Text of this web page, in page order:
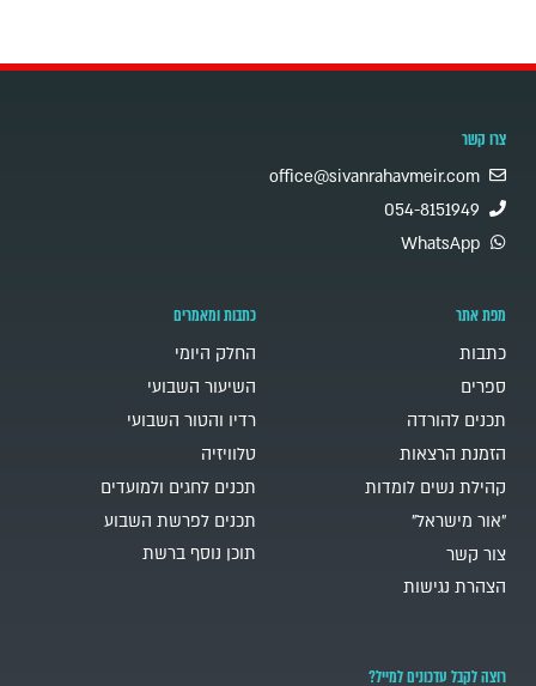
צרו קשר
office@sivanrahavmeir.com
054-8151949
WhatsApp
מפת אתר
כתבות
ספרים
תכנים להורדה
הזמנת הרצאות
קהילת נשים לומדות
"אור מישראל"
צור קשר
הצהרת נגישות
כתבות ומאמרים
החלק היומי
השיעור השבועי
רדיו והטור השבועי
טלוויזיה
תכנים לחגים ולמועדים
תכנים לפרשת השבוע
תוכן נוסף ברשת
רוצה לקבל עדכונים למייל?